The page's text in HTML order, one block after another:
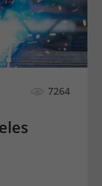
7264